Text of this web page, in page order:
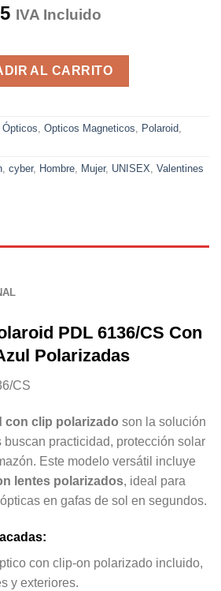
El
actual
es:
$79.95.
IVA Incluido
clip Azul Polarizadas cantidad
AL CARRITO
Ópticos Opticos Magneticos Polaroid
cyber, Hombre Mujer, UNISEX Valentines
PDL 6136/CS Con
Polarizadas
CS
con clip polarizado son la solución
buscan practicidad, protección solar
Este modelo versátil incluye
lentes polarizados, ideal para
en gafas de sol en segundos.
con clip-on polarizado incluido,
y exteriores.